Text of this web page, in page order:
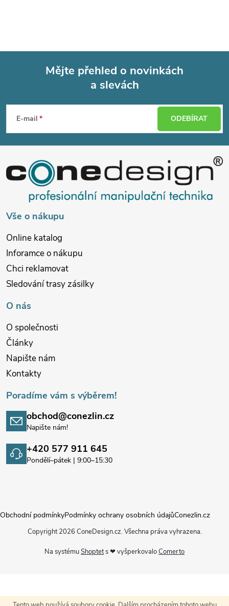
p
a
Mějte přehled o novinkách
a slevách
E-mail ODEBÍRAT
Vše o nákupu
Online katalog
Inforamce o nákupu
Chci reklamovat
Sledování trasy zásilky
O nás
O společnosti
Články
Napište nám
Kontakty
Poradíme vám s výběrem!
obchod@conezlin.cz
Napište nám!
+420 577 911 645
Pondělí–pátek | 9:00–15:30
Na systémuShoptets ❤ vyšperkovaloComerto
Obchodní podmínkyPodmínky ochrany osobních údajůConezlin.cz
Copyright 2026 ConeDesign.cz. Všechna práva vyhrazena.